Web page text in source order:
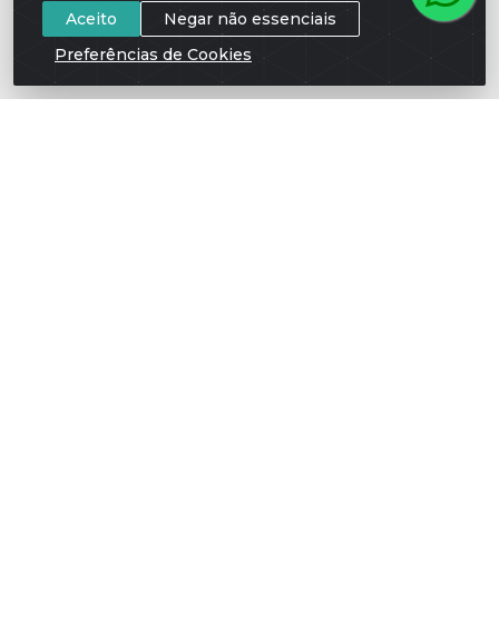
Aceito
Negar não essenciais
Preferências de Cookies
Fretes e Entrega
Política de Privacidade